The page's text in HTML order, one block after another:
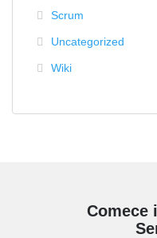
Scrum
Uncategorized
Wiki
Comece